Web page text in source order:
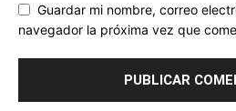
Guardar mi nombre, correo
navegador la próxima vez que